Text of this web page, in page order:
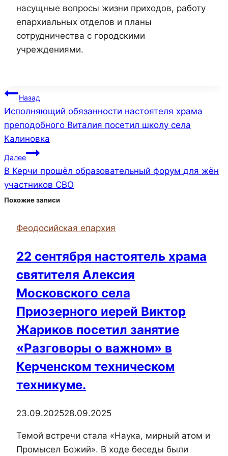
насущные вопросы жизни приходов, работу
епархиальных отделов и планы
сотрудничества с городскими
учреждениями.
Навигация
по
записям
Назад
Исполняющий обязанности настоятеля храма
преподобного Виталия посетил школу села
Калиновка
Далее
В Керчи прошёл образовательный форум для жён
участников СВО
Похожие записи
Феодосийская епархия
22 сентября настоятель храма
святителя Алексия
Московского села
Приозерного иерей Виктор
Жариков посетил занятие
«Разговоры о важном» в
Керченском техническом
техникуме.
23.09.202528.09.2025
Темой встречи стала «Наука, мирный атом и
Промысел Божий». В ходе беседы были